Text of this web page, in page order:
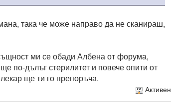
така че може направо да не сканираш,
ми се обади Албена от форума,
по-дълъг стерилитет и повече опити от
ще ти го препоръча.
Активен